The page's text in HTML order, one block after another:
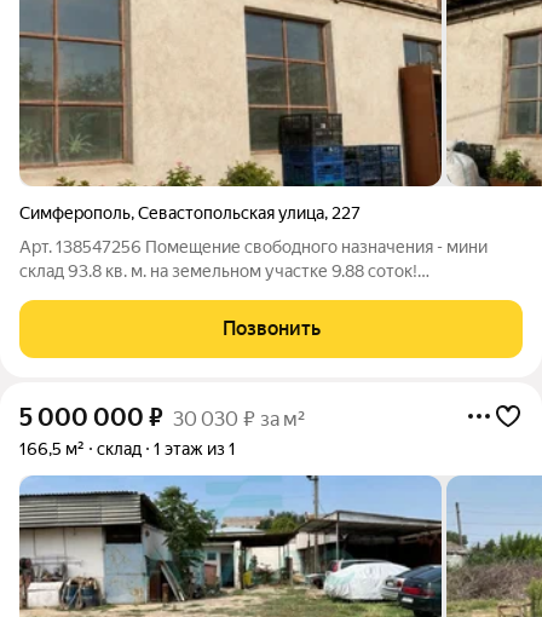
Симферополь,Севастопольская улица, 227
Арт. 138547256 Помещение свободного назначения - мини
склад 93.8 кв. м. на земельном участке 9.88 соток!
города Симферополя, конечная остановка общественного
транспорта. Мини склад состоит из
Позвонить
5 000 000 ₽ 30 030 ₽ за м²
166,5 м² склад 1 этаж из 1